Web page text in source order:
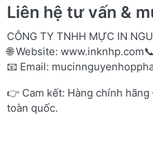
Liên hệ tư vấn &
CÔNG TY TNHH MỰC IN
🌐 Website: www.inknhp.com
📧 Email:
👉 Cam kết: Hàng chính
toàn quốc.